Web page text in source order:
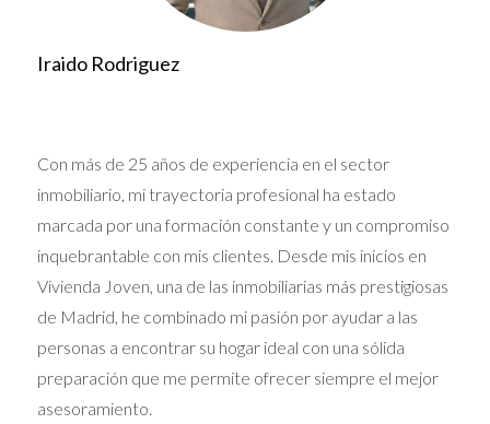
otros contextos, como en situaciones de herencia,
y proporciona un respaldo en caso de litigios.
¿CÓMO FUNCIONA UN
PERITO JUDICIAL
INMOBILIARIO?
Un perito judicial inmobiliario no se limita a echar un
vistazo a tu propiedad y sacar un precio de la nada. Su
Iraido Rodriguez
Con más de 25 años de experiencia en el sector
inmobiliario, mi trayectoria profesional ha estado
marcada por una formación constante y un compromiso
inquebrantable con mis clientes. Desde mis inicios en
Vivienda Joven, una de las inmobiliarias más prestigiosas
de Madrid, he combinado mi pasión por ayudar a las
personas a encontrar su hogar ideal con una sólida
preparación que me permite ofrecer siempre el mejor
asesoramiento.